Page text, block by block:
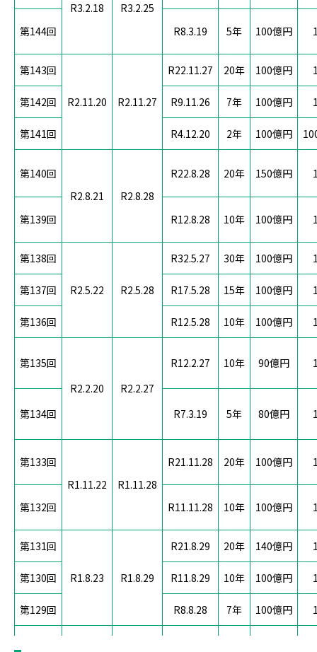
R3.2.18
R3.2.25
第144回 R8.3.19 5年 100億円
第143回
R2.11.20 R2.11.27
R22.11.27 20年 100億円
第142回 R9.11.26 7年 100億円
第141回 R4.12.20 2年 100億円
第140回
R2.8.21
R2.8.28
R22.8.28 20年 150億円
第139回 R12.8.28 10年 100億円
第138回
R2.5.22 R2.5.28
R32.5.27 30年 100億円
第137回 R17.5.28 15年 100億円
第136回 R12.5.28 10年 100億円
第135回
R2.2.20
R2.2.27
R12.2.27 10年 90億円
第134回 R7.3.19 5年 80億円
第133回
R1.11.22
R1.11.28
R21.11.28 20年 100億円
第132回 R11.11.28 10年 100億円
第131回
R1.8.23 R1.8.29
R21.8.29 20年 140億円
第130回 R11.8.29 10年 100億円
第129回 R8.8.28 7年 100億円